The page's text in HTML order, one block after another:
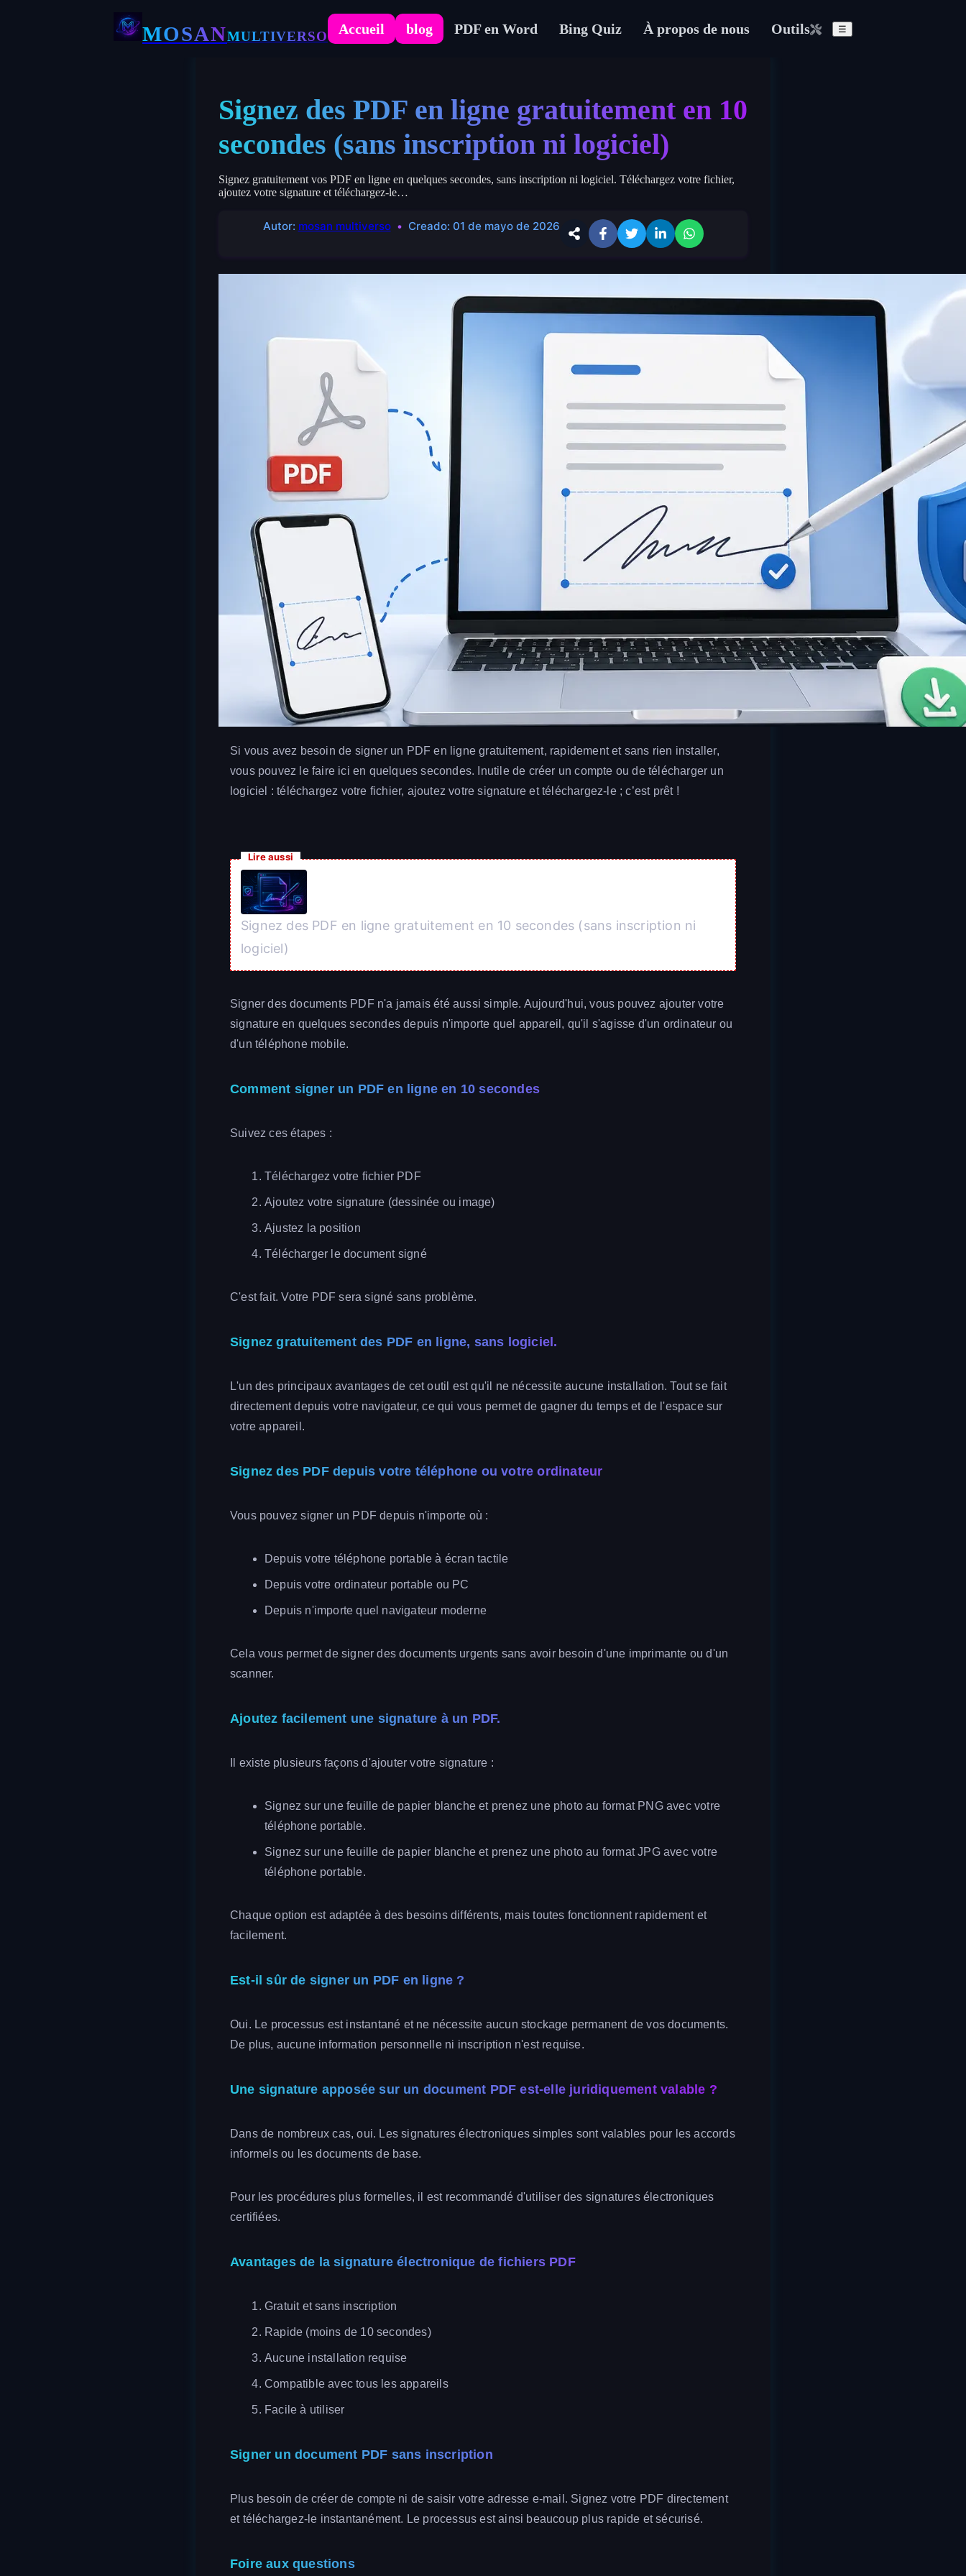
MOSANMULTIVERSO Accueil blog PDF en Word Bing Quiz À propos de nous Outils ☰
Signez des PDF en ligne gratuitement en 10
secondes (sans inscription ni logiciel)
Signez gratuitement vos PDF en ligne en quelques secondes, sans inscription ni logiciel. Téléchargez votre fichier,
ajoutez votre signature et téléchargez-le…
Autor: mosan multiverso Creado: 01 de mayo de 2026
Si vous avez besoin de signer un PDF en ligne gratuitement, rapidement et sans rien installer,
vous pouvez le faire ici en quelques secondes. Inutile de créer un compte ou de télécharger un
logiciel : téléchargez votre fichier, ajoutez votre signature et téléchargez-le ; c’est prêt !
Lire aussi
Signez des PDF en ligne gratuitement en 10 secondes (sans inscription ni
logiciel)
Signer des documents PDF n'a jamais été aussi simple. Aujourd'hui, vous pouvez ajouter votre
signature en quelques secondes depuis n'importe quel appareil, qu'il s'agisse d'un ordinateur ou
d'un téléphone mobile.
Comment signer un PDF en ligne en 10 secondes
Suivez ces étapes :
Téléchargez votre fichier PDF
Ajoutez votre signature (dessinée ou image)
Ajustez la position
Télécharger le document signé
C'est fait. Votre PDF sera signé sans problème.
Signez gratuitement des PDF en ligne, sans logiciel.
L'un des principaux avantages de cet outil est qu'il ne nécessite aucune installation. Tout se fait
directement depuis votre navigateur, ce qui vous permet de gagner du temps et de l'espace sur
votre appareil.
Signez des PDF depuis votre téléphone ou votre ordinateur
Vous pouvez signer un PDF depuis n'importe où :
Depuis votre téléphone portable à écran tactile
Depuis votre ordinateur portable ou PC
Depuis n'importe quel navigateur moderne
Cela vous permet de signer des documents urgents sans avoir besoin d'une imprimante ou d'un
scanner.
Ajoutez facilement une signature à un PDF.
Il existe plusieurs façons d'ajouter votre signature :
Signez sur une feuille de papier blanche et prenez une photo au format PNG avec votre
téléphone portable.
Signez sur une feuille de papier blanche et prenez une photo au format JPG avec votre
téléphone portable.
Chaque option est adaptée à des besoins différents, mais toutes fonctionnent rapidement et
facilement.
Est-il sûr de signer un PDF en ligne ?
Oui. Le processus est instantané et ne nécessite aucun stockage permanent de vos documents.
De plus, aucune information personnelle ni inscription n'est requise.
Une signature apposée sur un document PDF est-elle juridiquement valable ?
Dans de nombreux cas, oui. Les signatures électroniques simples sont valables pour les accords
informels ou les documents de base.
Pour les procédures plus formelles, il est recommandé d'utiliser des signatures électroniques
certifiées.
Avantages de la signature électronique de fichiers PDF
Gratuit et sans inscription
Rapide (moins de 10 secondes)
Aucune installation requise
Compatible avec tous les appareils
Facile à utiliser
Signer un document PDF sans inscription
Plus besoin de créer de compte ni de saisir votre adresse e-mail. Signez votre PDF directement
et téléchargez-le instantanément. Le processus est ainsi beaucoup plus rapide et sécurisé.
Foire aux questions